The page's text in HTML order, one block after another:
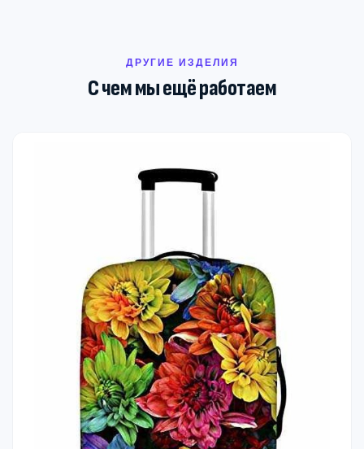
ДРУГИЕ ИЗДЕЛИЯ
С чем мы ещё работаем